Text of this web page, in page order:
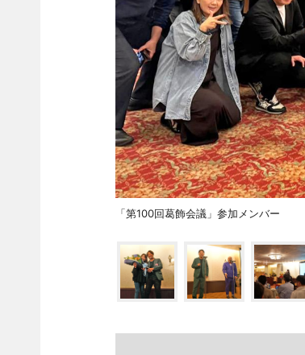
「第100回葛飾会議」参加メンバー